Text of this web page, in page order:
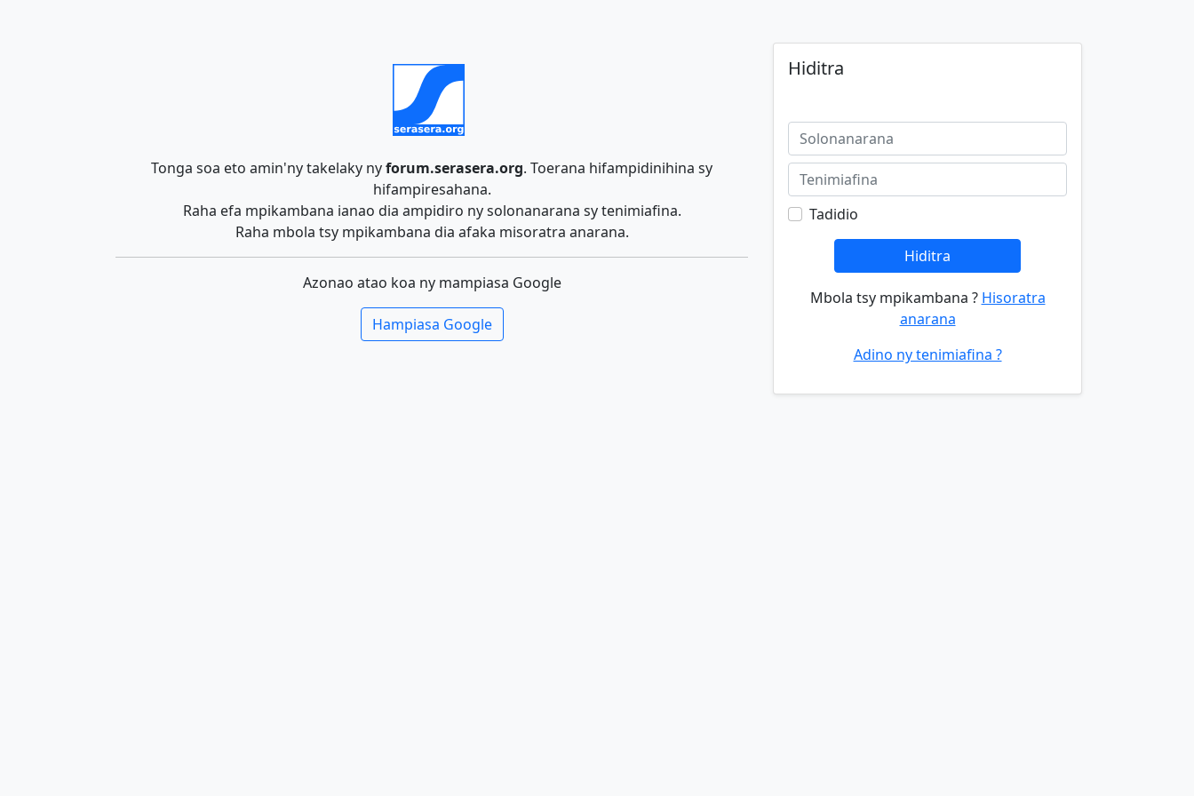
Tonga soa eto amin'ny takelaky nyforum.serasera.org. Toerana hifampidinihina sy
hifampiresahana.
Raha efa mpikambana ianao dia ampidiro ny solonanarana sy tenimiafina.
Raha mbola tsy mpikambana dia afaka misoratra anarana.
Azonao atao koa ny mampiasa Google
Hampiasa Google
Hiditra
Tadidio
Hiditra
Mbola tsy mpikambana ? Hisoratra
anarana
Adino ny tenimiafina ?